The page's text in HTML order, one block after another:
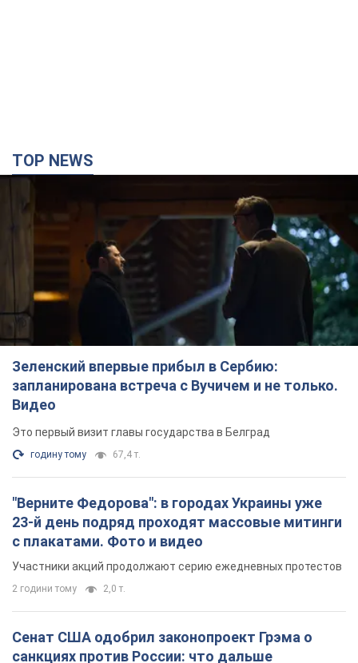
TOP NEWS
Зеленский впервые прибыл в Сербию:
запланирована встреча с Вучичем и не только.
Видео
Это первый визит главы государства в Белград
годину тому 67,4 т.
"Верните Федорова": в городах Украины уже
23-й день подряд проходят массовые митинги
с плакатами. Фото и видео
Участники акций продолжают серию ежедневных протестов
2 години тому 2,0 т.
Сенат США одобрил законопроект Грэма о
санкциях против России: что дальше